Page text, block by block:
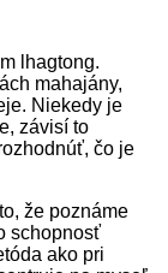
lhagtong.
mahajány,
Niekedy je
závisí to
čo je
že poznáme
schopnosť
ako pri